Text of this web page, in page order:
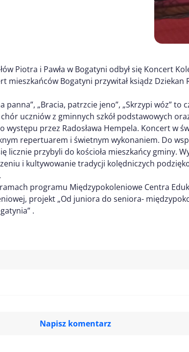
Piotra i Pawła w Bogatyni odbył się Koncert
mieszkańców Bogatyni przywitał ksiądz Dziekan
panna”, „Bracia, patrzcie jeno”, „Skrzypi wóz” to
uczniów z gminnych szkół podstawowych
występu przez Radosława Hempela. Koncert w
repertuarem i świetnym wykonaniem. Do
licznie przybyli do kościoła mieszkańcy gminy.
i kultywowanie tradycji kolędniczych
programu Międzypokoleniowe Centra
projekt „Od juniora do seniora-
.
Napisz komentarz